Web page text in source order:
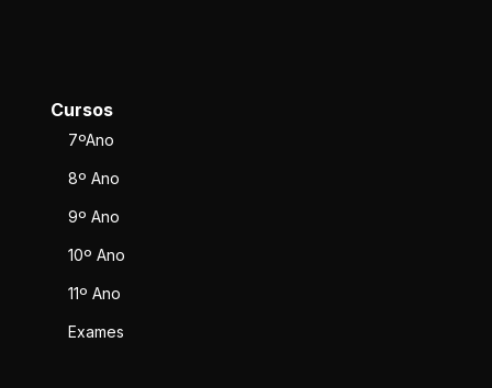
Cursos
7ºAno
8º Ano
9º Ano
10º Ano
11º Ano
Exames